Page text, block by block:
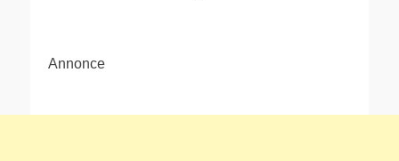
Annonce